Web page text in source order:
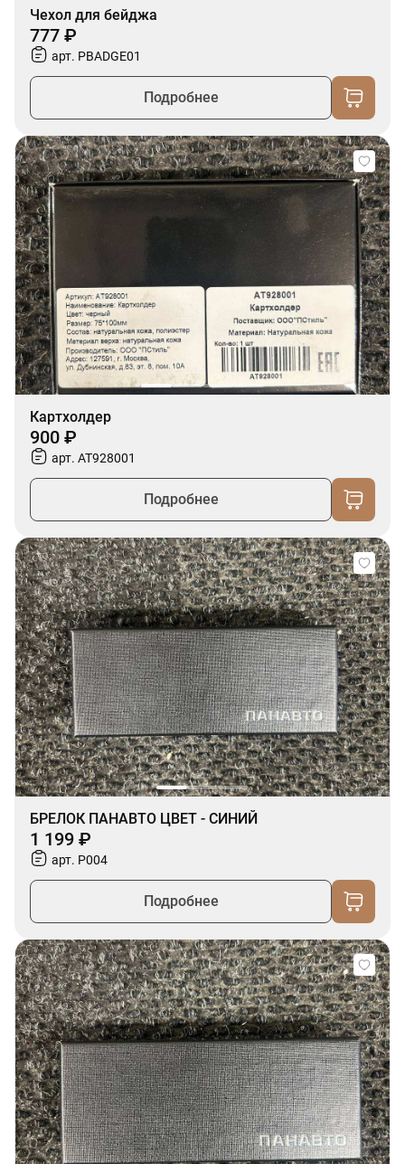
Чехол для бейджа
777 ₽
арт. PBADGE01
Подробнее
Картхолдер
900 ₽
арт. AT928001
Подробнее
БРЕЛОК ПАНАВТО ЦВЕТ - СИНИЙ
1 199 ₽
арт. P004
Подробнее